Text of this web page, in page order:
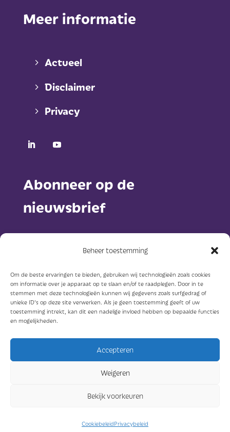
Beheer toestemming
Om de beste ervaringen te bieden, gebruiken wij technologieën zoals cookies
om informatie over je apparaat op te slaan en/of te raadplegen. Door in te
stemmen met deze technologieën kunnen wij gegevens zoals surfgedrag of
unieke ID's op deze site verwerken. Als je geen toestemming geeft of uw
toestemming intrekt, kan dit een nadelige invloed hebben op bepaalde functies
en mogelijkheden.
Accepteren
Weigeren
Bekijk voorkeuren
CookiebeleidPrivacybeleid
Meer informatie
Actueel
Disclaimer
Privacy
Abonneer op de
nieuwsbrief
Abonneer
© Sterkzorg 2023
Ontwerp: Concreet geeft vorm
Bouw: Edderkop